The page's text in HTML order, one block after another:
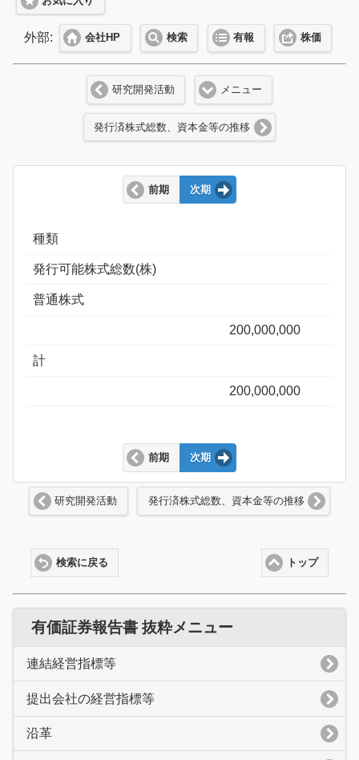
外部: 会社HP 検索 有報 株価
研究開発活動 メニュー
発行済株式総数、資本金等の推移
前期 次期
種類
発行可能株式総数(株)
普通株式
200,000,000
計
200,000,000
前期 次期
研究開発活動 発行済株式総数、資本金等の推移
トップ
検索に戻る
有価証券報告書 抜粋メニュー
連結経営指標等
提出会社の経営指標等
沿革